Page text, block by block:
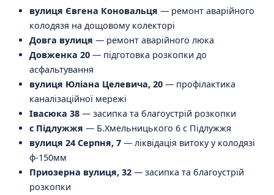
вулиця Євгена Коновальця — ремонт аварійного
колодязя на дощовому колекторі
Довга вулиця — ремонт аварійного люка
Довженка 20 — підготовка розкопки до
асфальтування
вулиця Юліана Целевича, 20 — профілактика
каналізаційної мережі
Івасюка 38 — засипка та благоустрій розкопки
с Підлужжя — Б.Хмельницького 6 с Підлужжя
вулиця 24 Серпня, 7 — ліквідація витоку у колодязі
ф-150мм
Приозерна вулиця, 32 — засипка та благоустрій
розкопки